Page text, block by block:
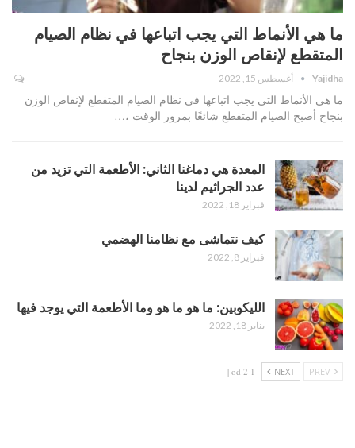
ما هي الأنماط التي يجب اتباعها في نظام الصيام
المتقطع لإنقاص الوزن بنجاح
Yajidha أغسطس 15, 2022
ما هي الأنماط التي يجب اتباعها في نظام الصيام المتقطع لإنقاص الوزن
بنجاح أصبح الصيام المتقطع شائعًا بمرور الوقت ،…
المعدة هي دماغنا الثاني: الأطعمة التي تزيد من
عدد الجراثيم لدينا
فبراير 18, 2022
كيف نتماشى مع نظامنا الهضمي
فبراير 8, 2022
الليكوبين: ما هو ما هو وما الأطعمة التي يوجد فيها
يناير 18, 2022
NEXT
1 od 2 |